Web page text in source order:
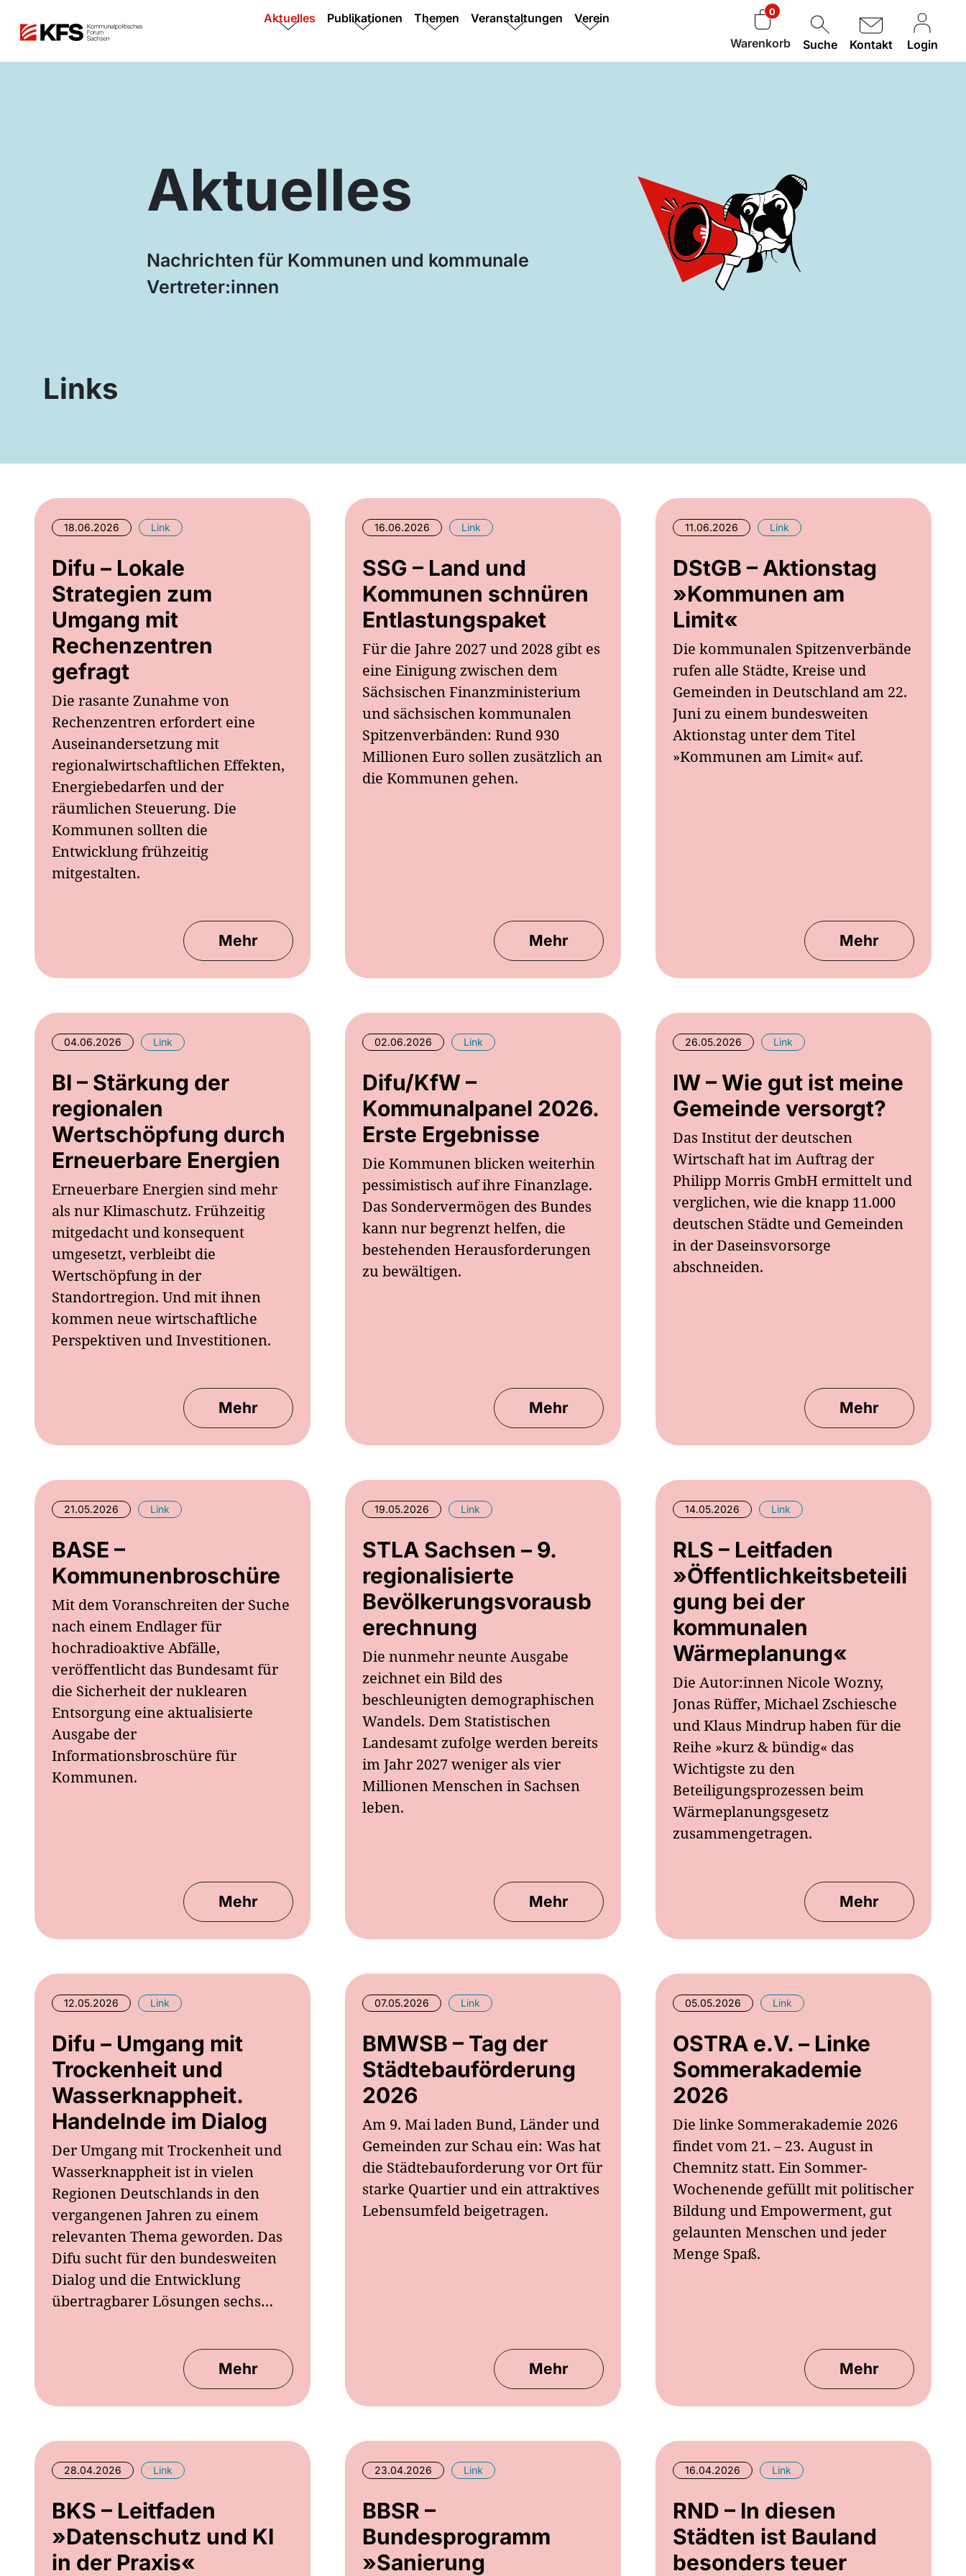
Aktuelles Publikationen Themen Veranstaltungen Verein 0
Warenkorb Suche Kontakt Login
Aktuelles
Nachrichten für Kommunen und kommunale
Vertreter:innen
Links
18.06.2026 Link
Difu – Lokale
Strategien zum
Umgang mit
Rechenzentren
gefragt
Die rasante Zunahme von
Rechenzentren erfordert eine
Auseinandersetzung mit
regionalwirtschaftlichen Effekten,
Energiebedarfen und der
räumlichen Steuerung. Die
Kommunen sollten die
Entwicklung frühzeitig
mitgestalten.
Mehr
16.06.2026 Link
SSG – Land und
Kommunen schnüren
Entlastungspaket
Für die Jahre 2027 und 2028 gibt es
eine Einigung zwischen dem
Sächsischen Finanzministerium
und sächsischen kommunalen
Spitzenverbänden: Rund 930
Millionen Euro sollen zusätzlich an
die Kommunen gehen.
Mehr
11.06.2026 Link
DStGB – Aktionstag
»Kommunen am
Limit«
Die kommunalen Spitzenverbände
rufen alle Städte, Kreise und
Gemeinden in Deutschland am 22.
Juni zu einem bundesweiten
Aktionstag unter dem Titel
»Kommunen am Limit« auf.
Mehr
04.06.2026 Link
BI – Stärkung der
regionalen
Wertschöpfung durch
Erneuerbare Energien
Erneuerbare Energien sind mehr
als nur Klimaschutz. Frühzeitig
mitgedacht und konsequent
umgesetzt, verbleibt die
Wertschöpfung in der
Standortregion. Und mit ihnen
kommen neue wirtschaftliche
Perspektiven und Investitionen.
Mehr
02.06.2026 Link
Difu/KfW –
Kommunalpanel 2026.
Erste Ergebnisse
Die Kommunen blicken weiterhin
pessimistisch auf ihre Finanzlage.
Das Sondervermögen des Bundes
kann nur begrenzt helfen, die
bestehenden Herausforderungen
zu bewältigen.
Mehr
26.05.2026 Link
IW – Wie gut ist meine
Gemeinde versorgt?
Das Institut der deutschen
Wirtschaft hat im Auftrag der
Philipp Morris GmbH ermittelt und
verglichen, wie die knapp 11.000
deutschen Städte und Gemeinden
in der Daseinsvorsorge
abschneiden.
Mehr
21.05.2026 Link
BASE –
Kommunenbroschüre
Mit dem Voranschreiten der Suche
nach einem Endlager für
hochradioaktive Abfälle,
veröffentlicht das Bundesamt für
die Sicherheit der nuklearen
Entsorgung eine aktualisierte
Ausgabe der
Informationsbroschüre für
Kommunen.
Mehr
19.05.2026 Link
STLA Sachsen – 9.
regionalisierte
Bevölkerungsvorausb
erechnung
Die nunmehr neunte Ausgabe
zeichnet ein Bild des
beschleunigten demographischen
Wandels. Dem Statistischen
Landesamt zufolge werden bereits
im Jahr 2027 weniger als vier
Millionen Menschen in Sachsen
leben.
Mehr
14.05.2026 Link
RLS – Leitfaden
»Öffentlichkeitsbeteili
gung bei der
kommunalen
Wärmeplanung«
Die Autor:innen Nicole Wozny,
Jonas Rüffer, Michael Zschiesche
und Klaus Mindrup haben für die
Reihe »kurz & bündig« das
Wichtigste zu den
Beteiligungsprozessen beim
Wärmeplanungsgesetz
zusammengetragen.
Mehr
12.05.2026 Link
Difu – Umgang mit
Trockenheit und
Wasserknappheit.
Handelnde im Dialog
Der Umgang mit Trockenheit und
Wasserknappheit ist in vielen
Regionen Deutschlands in den
vergangenen Jahren zu einem
relevanten Thema geworden. Das
Difu sucht für den bundesweiten
Dialog und die Entwicklung
übertragbarer Lösungen sechs…
Mehr
07.05.2026 Link
BMWSB – Tag der
Städtebauförderung
2026
Am 9. Mai laden Bund, Länder und
Gemeinden zur Schau ein: Was hat
die Städtebauforderung vor Ort für
starke Quartier und ein attraktives
Lebensumfeld beigetragen.
Mehr
05.05.2026 Link
OSTRA e.V. – Linke
Sommerakademie
2026
Die linke Sommerakademie 2026
findet vom 21. – 23. August in
Chemnitz statt. Ein Sommer-
Wochenende gefüllt mit politischer
Bildung und Empowerment, gut
gelaunten Menschen und jeder
Menge Spaß.
Mehr
28.04.2026 Link
BKS – Leitfaden
»Datenschutz und KI
in der Praxis«
23.04.2026 Link
BBSR –
Bundesprogramm
»Sanierung
16.04.2026 Link
RND – In diesen
Städten ist Bauland
besonders teuer